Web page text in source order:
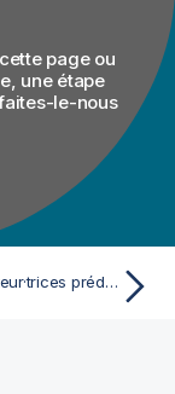
page ou
une étape
le-nous
Rôles utilisateur·trices prédéfinis